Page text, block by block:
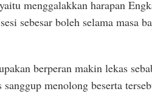
menggalakkan harapan
sebesar boleh selama masa
berperan makin lekas
menolong beserta